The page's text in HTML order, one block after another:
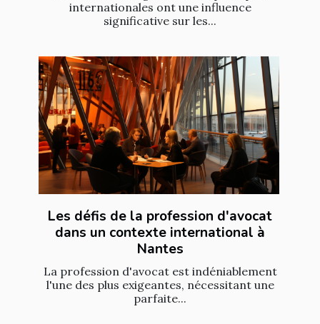
internationales ont une influence
significative sur les...
Les défis de la profession d'avocat
dans un contexte international à
Nantes
La profession d'avocat est indéniablement
l'une des plus exigeantes, nécessitant une
parfaite...